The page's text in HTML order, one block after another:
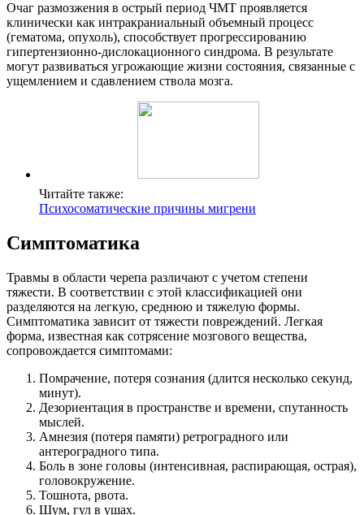
Очаг размозжения в острый период ЧМТ проявляется
клинически как интракраниальный объемный процесс
(гематома, опухоль), способствует прогрессированию
гипертензионно-дислокационного синдрома. В результате
могут развиваться угрожающие жизни состояния, связанные с
ущемлением и сдавлением ствола мозга.
Читайте также:
Психосоматические причины мигрени
Симптоматика
Травмы в области черепа различают с учетом степени
тяжести. В соответствии с этой классификацией они
разделяются на легкую, среднюю и тяжелую формы.
Симптоматика зависит от тяжести повреждений. Легкая
форма, известная как сотрясение мозгового вещества,
сопровождается симптомами:
Помрачение, потеря сознания (длится несколько секунд,
минут).
Дезориентация в пространстве и времени, спутанность
мыслей.
Амнезия (потеря памяти) ретроградного или
антероградного типа.
Боль в зоне головы (интенсивная, распирающая, острая),
головокружение.
Тошнота, рвота.
Шум, гул в ушах.